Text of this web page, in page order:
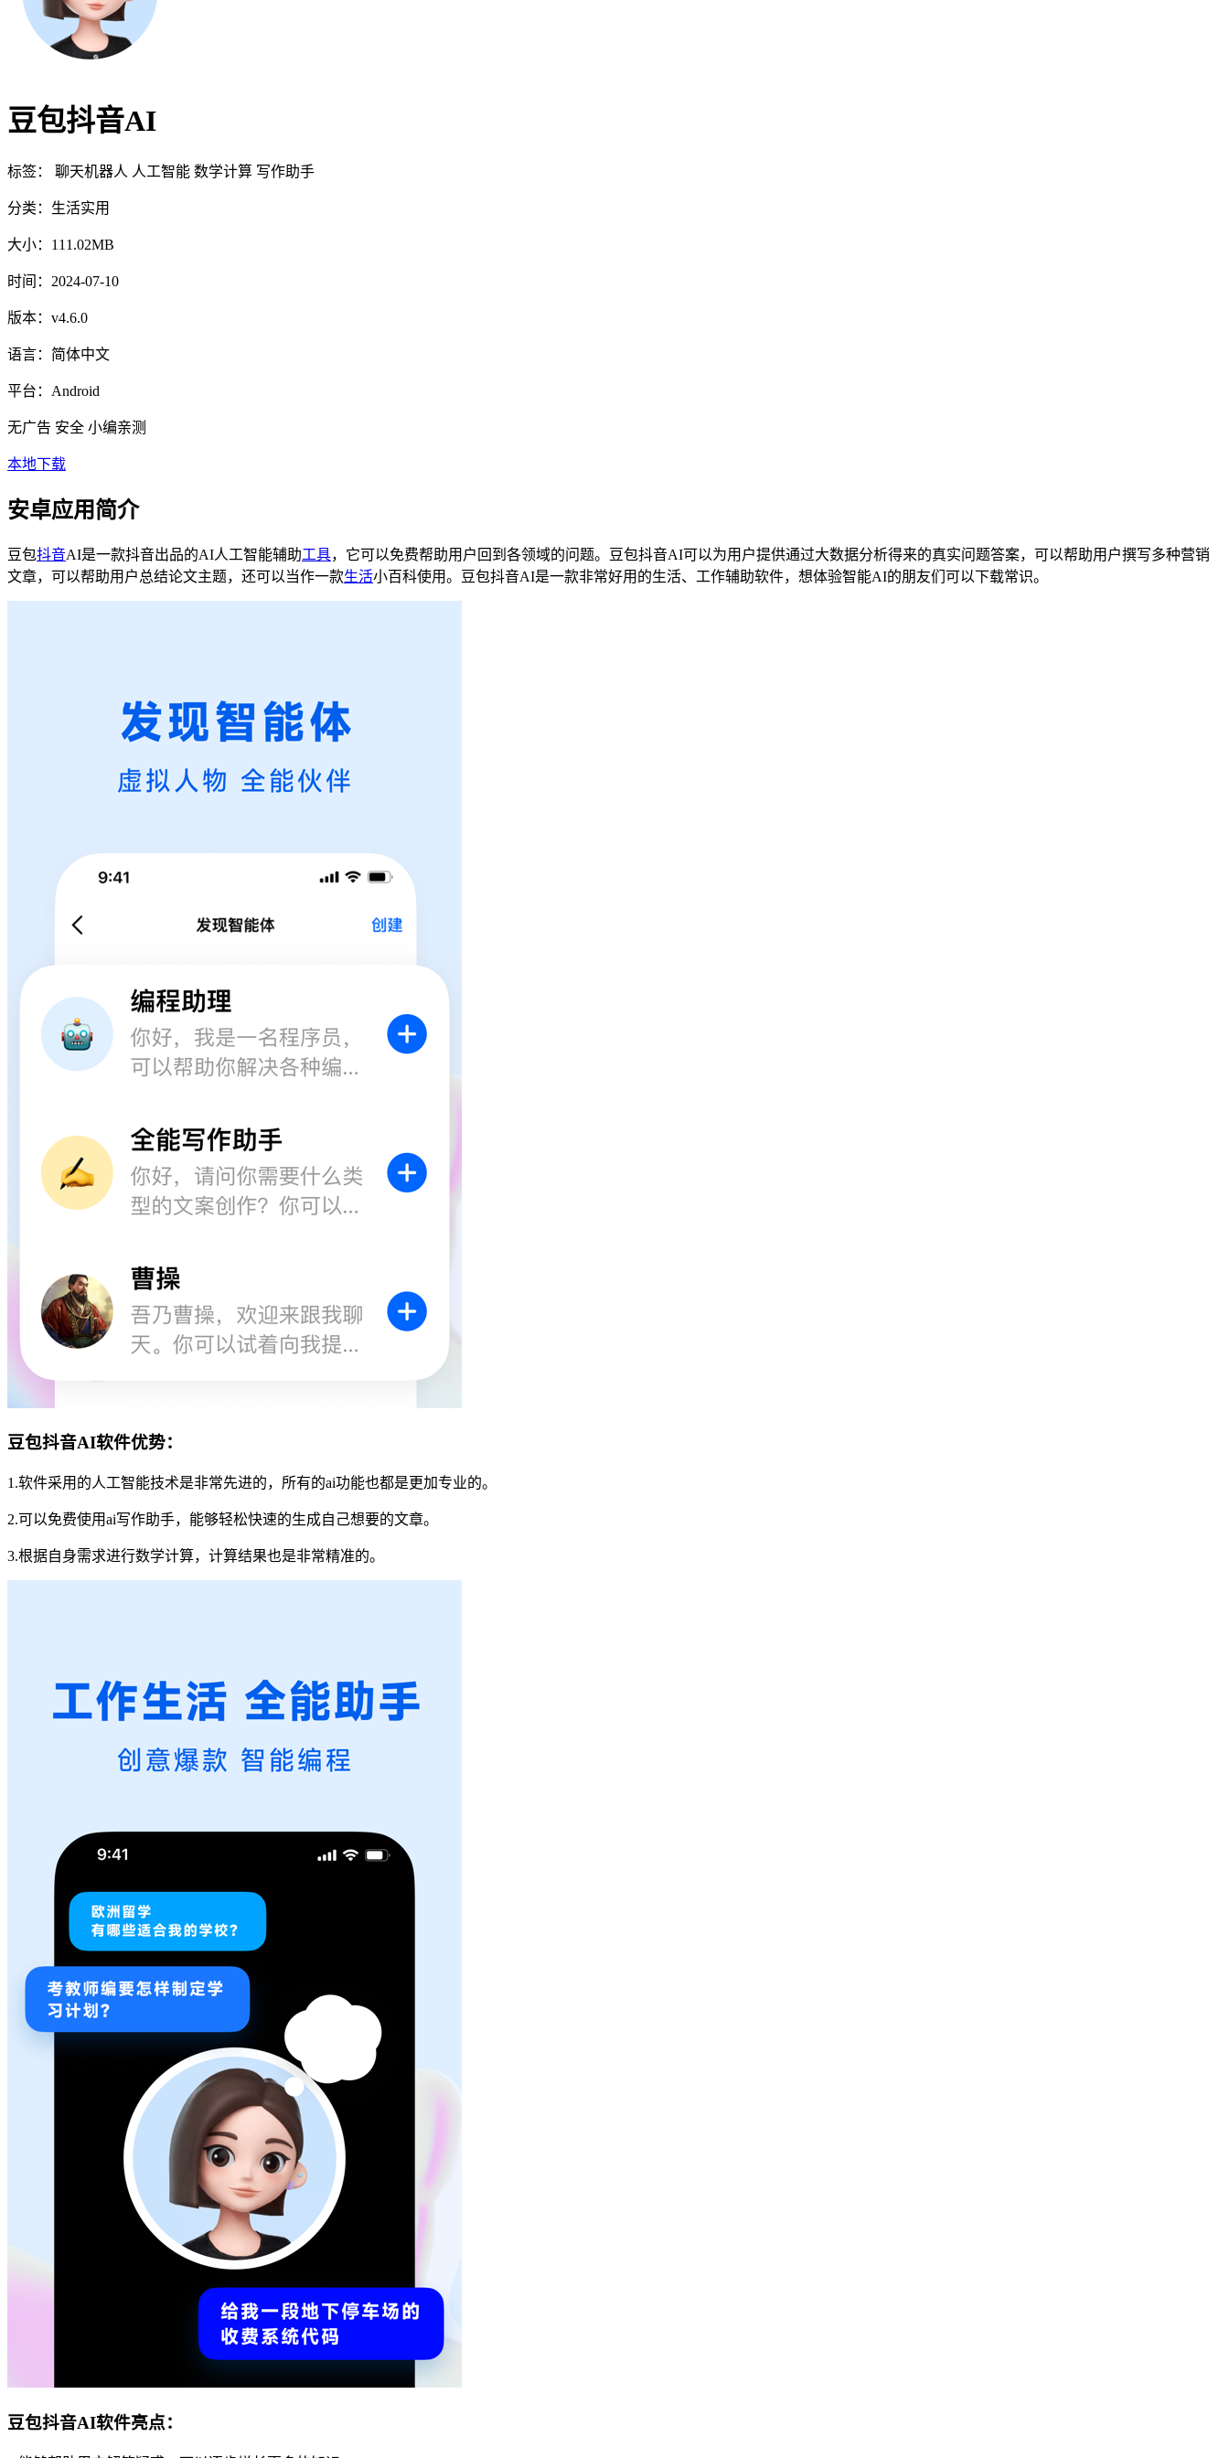
豆包抖音AI
标签： 聊天机器人 人工智能 数学计算 写作助手
分类： 生活实用
大小： 111.02MB
时间： 2024-07-10
版本： v4.6.0
语言： 简体中文
平台： Android
无广告 安全 小编亲测
本地下载
安卓应用简介
豆包抖音AI是一款抖音出品的AI人工智能辅助工具，它可以免费帮助用户回到各领域的问题。豆包抖音AI可以为用户提供通过大数据分析得来的真实问题答案，可以帮助用户撰写多种营销
文章，可以帮助用户总结论文主题，还可以当作一款生活小百科使用。豆包抖音AI是一款非常好用的生活、工作辅助软件，想体验智能AI的朋友们可以下载常识。
豆包抖音AI软件优势：
1.软件采用的人工智能技术是非常先进的，所有的ai功能也都是更加专业的。
2.可以免费使用ai写作助手，能够轻松快速的生成自己想要的文章。
3.根据自身需求进行数学计算，计算结果也是非常精准的。
豆包抖音AI软件亮点：